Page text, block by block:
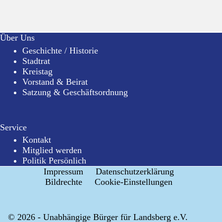
Über Uns
Geschichte / Historie
Stadtrat
Kreistag
Vorstand & Beirat
Satzung & Geschäftsordnung
Service
Kontakt
Mitglied werden
Politik Persönlich
Impressum
Datenschutzerklärung
Bildrechte
Cookie-Einstellungen
© 2026 - Unabhängige Bürger für Landsberg e.V.